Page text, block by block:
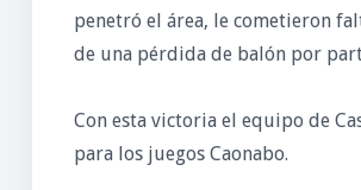
penetró el área, le cometieron
de una pérdida de balón por
Con esta victoria el equipo de
para los juegos Caonabo.